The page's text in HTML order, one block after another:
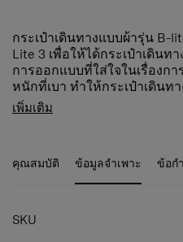
กระเป๋าเดินทางแบบผ้ารุ่น
Lite 3 เพื่อให้ได้กระเป๋าเดินท
การออกแบบที่ใส่ใจในเรื่องก
หนักที่เบา ทำให้กระเป๋าเดินท
ทำให้การเดินทางของคุณสนุก
คุณสมบัติสินค้า
ซิปกันขโมย anti-theft
Dual tube pull handle
เพิ่มเติม
คุณสมบัติ ข้อมูลจำเพาะ ข้อก
SKU